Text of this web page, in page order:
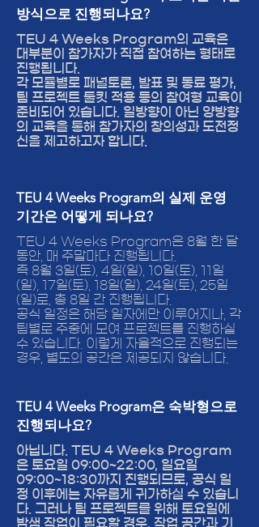
방식으로 진행되나요?
TEU 4 Weeks Program의 교육은
대부분이 참가자가 직접 참여하는 형태로
진행됩니다.
각 모듈별로 패널토론, 발표 및 동료 평가,
팀 프로젝트 툴킷 적용 등의 참여형 교육이
준비되어 있습니다. 일방향이 아닌 양방향
의 교육을 통해 참가자의 창의성과 도전정
신을 제고하고자 합니다.
TEU 4 Weeks Program의 실제 운영
기간은 어떻게 되나요?
TEU 4 Weeks Program은 8월 한 달
동안, 매 주말마다 진행됩니다.
즉 8월 3일(토), 4일(일), 10일(토), 11일
(일), 17일(토), 18일(일), 24일(토), 25일
(일)로, 총 8일 간 진행됩니다.
공식 일정은 해당 일자에만 이루어지나, 각
팀별로 주중에 모여 프로젝트를 진행하실
수 있습니다. 이렇게 자율적으로 진행되는
경우, 별도의 공간은 제공되지 않습니다.
TEU 4 Weeks Program은 숙박형으로
진행되나요?
아닙니다. TEU 4 Weeks Program
은 토요일 09:00~22:00, 일요일
09:00~18:30까지 진행되므로, 공식 일
정 이후에는 자유롭게 귀가하실 수 있습니
다. 그러나 팀 프로젝트를 위해 토요일에
밤샘 작업이 필요할 경우, 작업 공간과 기